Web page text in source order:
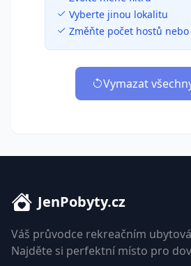
Vyberte jinou lokalitu
Změňte počet hostů
Vymazat
JenPobyty.cz
Váš průvodce rekreačním
Najděte si perfektní místo pro